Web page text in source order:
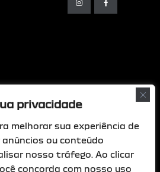
privacidade
melhorar sua experiência de
anúncios ou conteúdo
nosso tráfego. Ao clicar
concorda com nosso uso
Comsoftweb • Todos os
reservados
Digital | Resolução
Política de privacidade